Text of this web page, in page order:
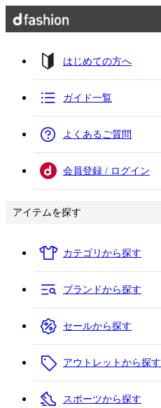
はじめての方へ
ガイド一覧
よくあるご質問
会員登録 / ログイン
アイテムを探す
カテゴリから探す
ブランドから探す
セールから探す
アウトレットから探す
スポーツから探す